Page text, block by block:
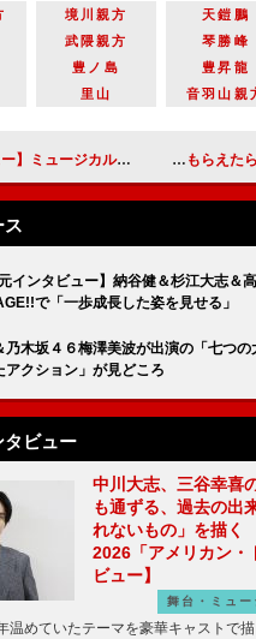
境川親方
天鎧鵬
武隈親方
琴勝峰
豊ノ島
豊昇龍
里山 音羽山親
阿久津仁愛「リョーマは憧れで、自分がたどり着けない存在。ライバルみたいな感じ」
ス
元インタビュー】納谷健＆杉江大志＆
で「一歩成長した姿を見せる」
乃木坂４６梅澤美波が出演の「七つ
アクション」が見どころ
ビュー
中川大志、三谷幸喜
も通ずる、過去の出
れないもの」を描く
2026「アメリカン・
ビュー】
舞台・ミュー
めていたテーマを豪華キャストで描